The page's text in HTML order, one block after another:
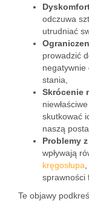
odczuwa
utrudniać
prowadzić
negatywnie
stania,
Skrócenie
skutkować
naszą
Problemy
wpływają
kręgosłupa
sprawności
Te objawy